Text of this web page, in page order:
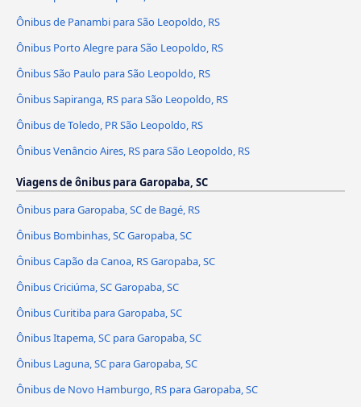
Ônibus de Panambi para São Leopoldo, RS
Ônibus Porto Alegre para São Leopoldo, RS
Ônibus São Paulo para São Leopoldo, RS
Ônibus Sapiranga, RS para São Leopoldo, RS
Ônibus de Toledo, PR São Leopoldo, RS
Ônibus Venâncio Aires, RS para São Leopoldo, RS
Viagens de ônibus para Garopaba, SC
Ônibus para Garopaba, SC de Bagé, RS
Ônibus Bombinhas, SC Garopaba, SC
Ônibus Capão da Canoa, RS Garopaba, SC
Ônibus Criciúma, SC Garopaba, SC
Ônibus Curitiba para Garopaba, SC
Ônibus Itapema, SC para Garopaba, SC
Ônibus Laguna, SC para Garopaba, SC
Ônibus de Novo Hamburgo, RS para Garopaba, SC